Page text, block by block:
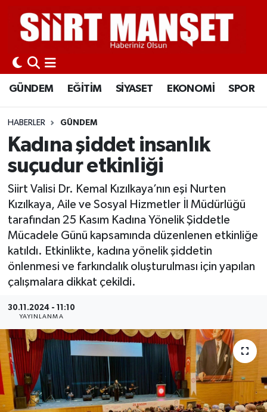
GÜNDEM EĞİTİM SİYASET EKONOMİ SPOR
HABERLER GÜNDEM
Kadına şiddet insanlık
suçudur etkinliği
Siirt Valisi Dr. Kemal Kızılkaya’nın eşi Nurten
Kızılkaya, Aile ve Sosyal Hizmetler İl Müdürlüğü
tarafından 25 Kasım Kadına Yönelik Şiddetle
Mücadele Günü kapsamında düzenlenen etkinliğe
katıldı. Etkinlikte, kadına yönelik şiddetin
önlenmesi ve farkındalık oluşturulması için yapılan
çalışmalara dikkat çekildi.
30.11.2024 - 11:10
YAYINLANMA
GÜNDEM
EĞİTİM
SİYASET
EKONOMİ
SPOR
SAĞLIK-YAŞAM
Siirt Nöbetçi Eczaneler
Siirt Hava Durumu
Siirt Namaz Vakitleri
Siirt Trafik Yoğunluk Haritası
Süper Lig Puan Durumu ve Fikstür
Haber Arşivi